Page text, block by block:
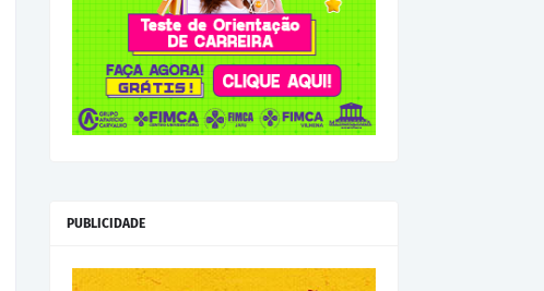
PUBLICIDADE